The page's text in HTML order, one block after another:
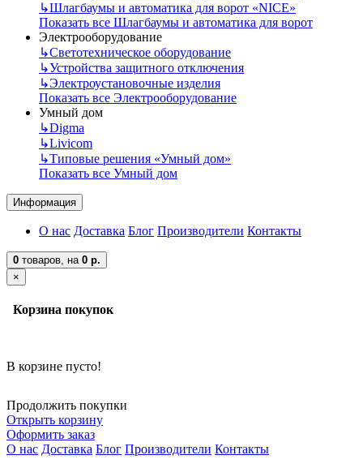
↳Шлагбаумы и автоматика для ворот «NICE»
Показать все Шлагбаумы и автоматика для ворот
Электрооборудование
↳Светотехническое оборудование
↳Устройства защитного отключения
↳Электроустановочные изделия
Показать все Электрооборудование
Умный дом
↳Digma
↳Livicom
↳Типовые решения «Умный дом»
Показать все Умный дом
Информация
О нас Доставка Блог Производители Контакты
0 товаров, на 0 р.
×
Корзина покупок
В корзине пусто!
Продолжить покупки
Открыть корзину
Оформить заказ
О нас Доставка Блог Производители Контакты